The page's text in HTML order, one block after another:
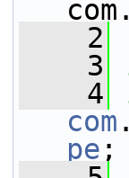
    2
    3
    4
com .
pe ;